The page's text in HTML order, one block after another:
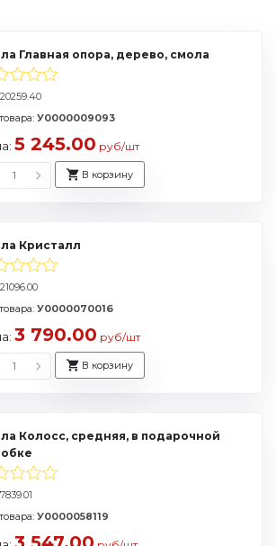
Главная опора, дерево, смола
У0000009093
5 245.00 руб/шт
В корзину
Кристалл
У0000070016
3 790.00 руб/шт
В корзину
Колосс, средняя, в подарочной
У0000058119